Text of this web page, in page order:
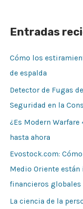
Entradas
Cómo los
de espalda
Detector de Fugas
Seguridad en la
¿Es Modern Warfare
hasta ahora
Evostock.com:
Medio Oriente
financieros globales
La ciencia de la